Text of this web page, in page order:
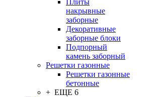
Плиты
накрывные
заборные
Декоративные
заборные блоки
Подпорный
камень заборный
Решетки газонные
Решетки газонные
бетонные
+ ЕЩЕ 6